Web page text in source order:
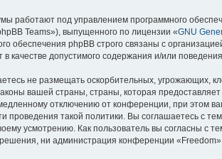
работают под управлением программного
Teams»), выпущенного по лицензии «GNU
обеспечения phpBB строго связаны с
в качестве допустимого содержания и/или
не размещать оскорбительных, угрожающих,
вашей страны, страны, которая
отключению от конференции, при этом
проведения такой политики. Вы соглашаетесь с
усмотрению. Как пользователь вы согласны с
ни администрация конференции